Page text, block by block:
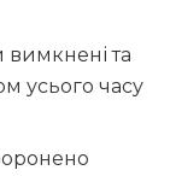
та
усього часу